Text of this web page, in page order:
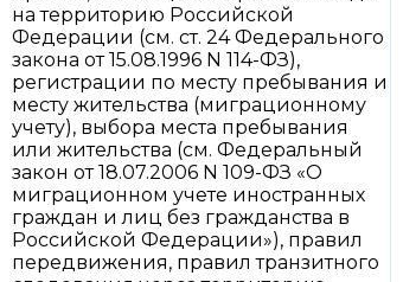
на территорию Российской
Федерации (см. ст. 24 Федерального
закона от 15.08.1996 N 114-ФЗ),
регистрации по месту пребывания и
месту жительства (миграционному
учету), выбора места пребывания
или жительства (см. Федеральный
закон от 18.07.2006 N 109-ФЗ «О
миграционном учете иностранных
граждан и лиц без гражданства в
Российской Федерации»), правил
передвижения, правил транзитного